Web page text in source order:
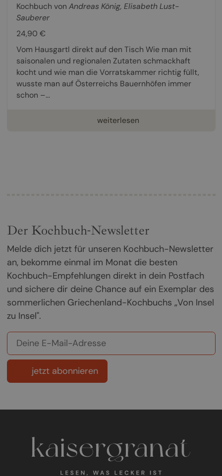
Kochbuch von Andreas König, Elisabeth Lust-
Sauberer
24,90 €
Vom Hausgartl direkt auf den Tisch Wie man mit
saisonalen und regionalen Zutaten schmackhaft
kocht und wie man die Vorratskammer richtig füllt,
wusste man auf Österreichs Bauernhöfen immer
schon –...
weiterlesen
Der Kochbuch-Newsletter
Melde dich jetzt für unseren Kochbuch-Newsletter
an, bekomme einmal im Monat die besten
Kochbuch-Empfehlungen direkt in dein Postfach
und sichere dir deine Chance auf ein Exemplar des
sommerlichen Griechenland-Kochbuchs „Von Insel
zu Insel".
jetzt abonnieren